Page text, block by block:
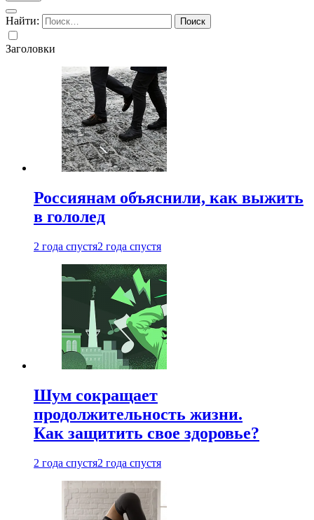
Найти:
Заголовки
Россиянам объяснили, как выжить
в гололед
2 года спустя2 года спустя
Шум сокращает
продолжительность жизни.
Как защитить свое здоровье?
2 года спустя2 года спустя